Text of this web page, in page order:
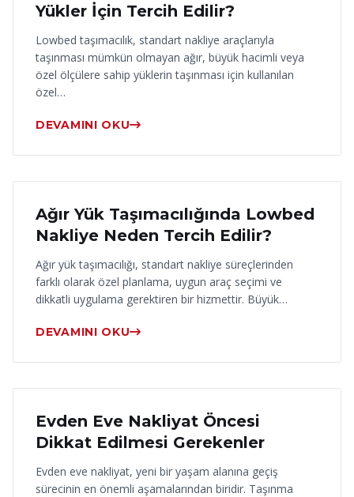
Yükler İçin Tercih Edilir?
Lowbed taşımacılık, standart nakliye araçlarıyla
taşınması mümkün olmayan ağır, büyük hacimli veya
özel ölçülere sahip yüklerin taşınması için kullanılan
özel…
DEVAMINI OKU
17 Haziran 2026
Ağır Yük Taşımacılığında Lowbed
Nakliye Neden Tercih Edilir?
Ağır yük taşımacılığı, standart nakliye süreçlerinden
farklı olarak özel planlama, uygun araç seçimi ve
dikkatli uygulama gerektiren bir hizmettir. Büyük…
DEVAMINI OKU
16 Haziran 2026
Evden Eve Nakliyat Öncesi
Dikkat Edilmesi Gerekenler
Evden eve nakliyat, yeni bir yaşam alanına geçiş
sürecinin en önemli aşamalarından biridir. Taşınma